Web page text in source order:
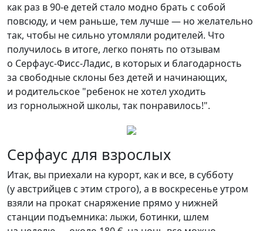
как раз в 90-е детей стало модно брать с собой
повсюду, и чем раньше, тем лучше — но желательно
так, чтобы не сильно утомляли родителей. Что
получилось в итоге, легко понять по отзывам
о Серфаус-Фисс-Ладис, в которых и благодарность
за свободные склоны без детей и начинающих,
и родительское "ребенок не хотел уходить
из горнолыжной школы, так понравилось!".
Серфаус для взрослых
Итак, вы приехали на курорт, как и все, в субботу
(у австрийцев с этим строго), а в воскресенье утром
взяли на прокат снаряжение прямо у нижней
станции подъемника: лыжи, ботинки, шлем